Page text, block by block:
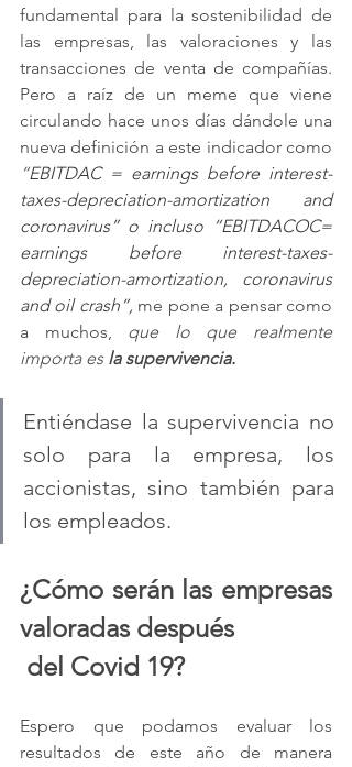
fundamental para la sostenibilidad de
las empresas, las valoraciones y las
transacciones de venta de compañías.
Pero a raíz de un meme que viene
circulando hace unos días dándole una
“EBITDAC = earnings before interest-
taxes-depreciation-amortization and
coronavirus” o incluso “EBITDACOC=
earnings before interest-taxes-
depreciation-amortization, coronavirus
and oil crash”, me pone a pensar como
a muchos, que lo que realmente
importa es la supervivencia.
Entiéndase la supervivencia no
solo para la empresa, los
accionistas, sino también para
los empleados.
¿Cómo serán las empresas
valoradas después
del Covid 19?
Espero que podamos evaluar los
resultados de este año de manera